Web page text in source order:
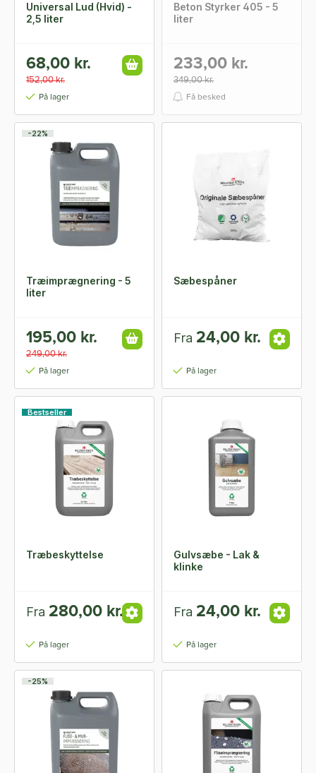
Universal Lud (Hvid) -
2,5 liter
68,00 kr.
152,00 kr.
På lager
Beton Styrker 405 - 5
liter
233,00 kr.
349,00 kr.
Få besked
-22%
Træimprægnering - 5
liter
195,00 kr.
249,00 kr.
På lager
Sæbespåner
Fra 24,00 kr.
På lager
Bestseller
Træbeskyttelse
Fra 280,00 kr.
På lager
Gulvsæbe - Lak &
klinke
Fra 24,00 kr.
På lager
-25%